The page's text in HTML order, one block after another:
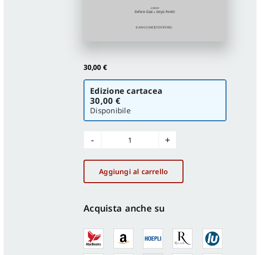
30,00 €
Scegli
versione
Edizione cartacea
30,00 €
Disponibile
Il
Padiglione
dell'Artigianato
a
quantità
Aggiungi al carrello
Acquista anche su